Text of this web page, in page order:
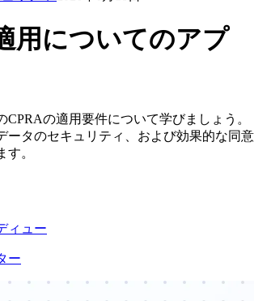
用についてのアプ
CPRAの適用要件について学びましょう。
ータのセキュリティ、および効果的な同意
。
ィュー
ー